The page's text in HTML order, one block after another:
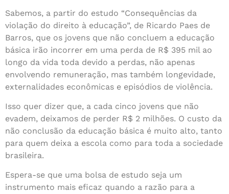
Sabemos, a partir do estudo “Consequências da
violação do direito à educação”, de Ricardo Paes de
Barros, que os jovens que não concluem a educação
básica irão incorrer em uma perda de R$ 395 mil ao
longo da vida toda devido a perdas, não apenas
envolvendo remuneração, mas também longevidade,
externalidades econômicas e episódios de violência.
Isso quer dizer que, a cada cinco jovens que não
evadem, deixamos de perder R$ 2 milhões. O custo da
não conclusão da educação básica é muito alto, tanto
para quem deixa a escola como para toda a sociedade
brasileira.
Espera-se que uma bolsa de estudo seja um
instrumento mais eficaz quando a razão para a